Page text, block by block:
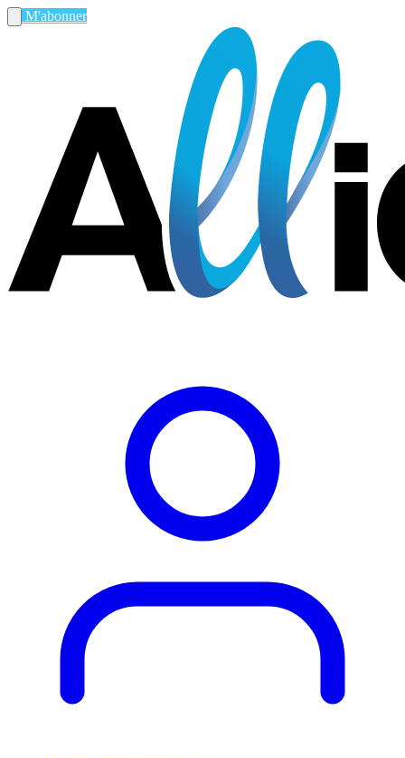
M'abonner